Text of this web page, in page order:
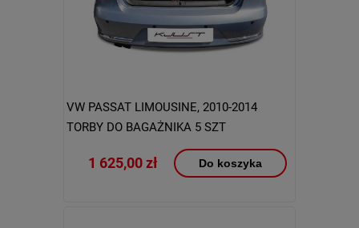
VW PASSAT LIMOUSINE, 2010-2014
TORBY DO BAGAŻNIKA 5 SZT
1 625,00 zł Do koszyka